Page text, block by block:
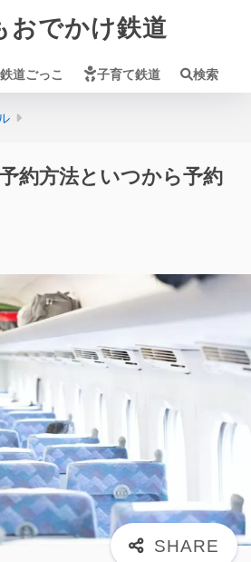
おでかけ鉄道
鉄道ごっこ 子育て鉄道 検索
約方法といつから予約